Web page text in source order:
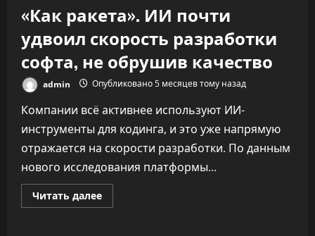
«Как ракета». ИИ почти
удвоил скорость разработки
софта, не обрушив качество
admin Опубликовано 5 месяцев тому назад
Компании всё активнее используют ИИ-
инструменты для кодинга, и это уже напрямую
отражается на скорости разработки. По данным
нового исследования платформы...
Читать далееПрочитать
больше